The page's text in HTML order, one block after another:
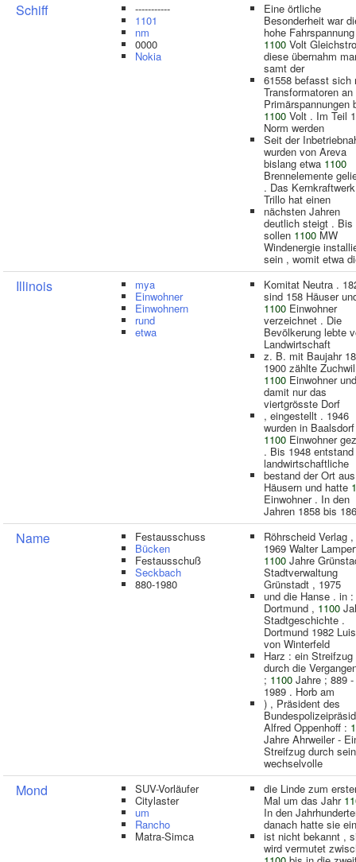
Schiff -----------
1101
nm
0000
Nokia
Eine örtliche
Besonderheit war
hohe
1100 Volt
diese übernahm
samt der
61558 befasst sich
Transformatoren an
Primärspannungen
1100 Volt . Im Teil
Norm werden
Seit der
wurden von Areva
bislang etwa 1100
Brennelemente
. Das Kernkraftwerk
Trillo hat einen
nächsten Jahren
deutlich steigt . Bis
sollen 1100 MW
Windenergie
sein , womit etwa
Illinois mya
Einwohner
Einwohnern
rund
etwa
Komitat Neutra .
sind 158 Häuser
1100 Einwohner
verzeichnet . Die
Bevölkerung lebte
Landwirtschaft
z. B. mit Baujahr
1900 zählte Zuchwil
1100 Einwohner
damit nur das
viertgrösste Dorf
, eingestellt . 1946
wurden in
1100 Einwohner
. Bis 1948
landwirtschaftliche
bestand der Ort
Häusern und hatte
Einwohner . In den
Jahren 1858 bis
Name Festausschuss
Bücken
Festausschuß
Seckbach
880-1980
Röhrscheid Verlag ,
1969 Walter
1100 Jahre
Stadtverwaltung
Grünstadt , 1975
und die Hanse . in :
Dortmund , 1100
Stadtgeschichte .
Dortmund 1982
von Winterfeld
Harz : ein Streifzug
durch die
; 1100 Jahre ; 889 -
1989 . Horb am
) , Präsident des
Alfred Oppenhoff :
Jahre Ahrweiler -
Streifzug durch
wechselvolle
Mond SUV-Vorläufer
Citylaster
um
Rancho
Matra-Simca
die Linde zum
Mal um das Jahr
In den
danach hatte sie
ist nicht bekannt ,
wird vermutet